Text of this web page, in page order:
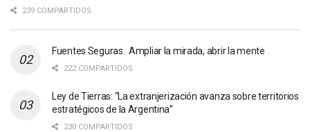
239 COMPARTIDOS
Fuentes Seguras. Ampliar la mirada, abrir la mente
222 COMPARTIDOS
Ley de Tierras: “La extranjerización avanza sobre territorios
estratégicos de la Argentina”
230 COMPARTIDOS